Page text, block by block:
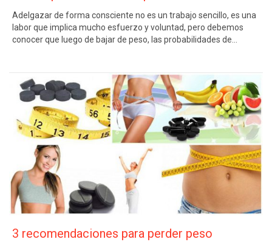
Adelgazar de forma consciente no es un trabajo sencillo, es una
labor que implica mucho esfuerzo y voluntad, pero debemos
conocer que luego de bajar de peso, las probabilidades de…
3 recomendaciones para perder peso